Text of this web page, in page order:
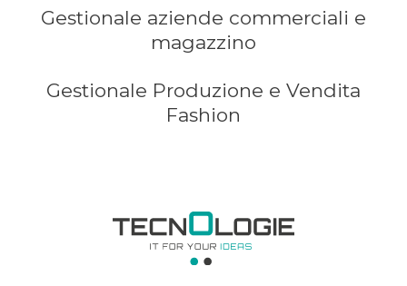
Gestionale aziende commerciali e
magazzino
Gestionale Produzione e Vendita
Fashion